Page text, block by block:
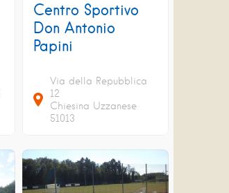
Centro Sportivo
Don Antonio
Papini
Via della Repubblica
12
Chiesina Uzzanese
51013